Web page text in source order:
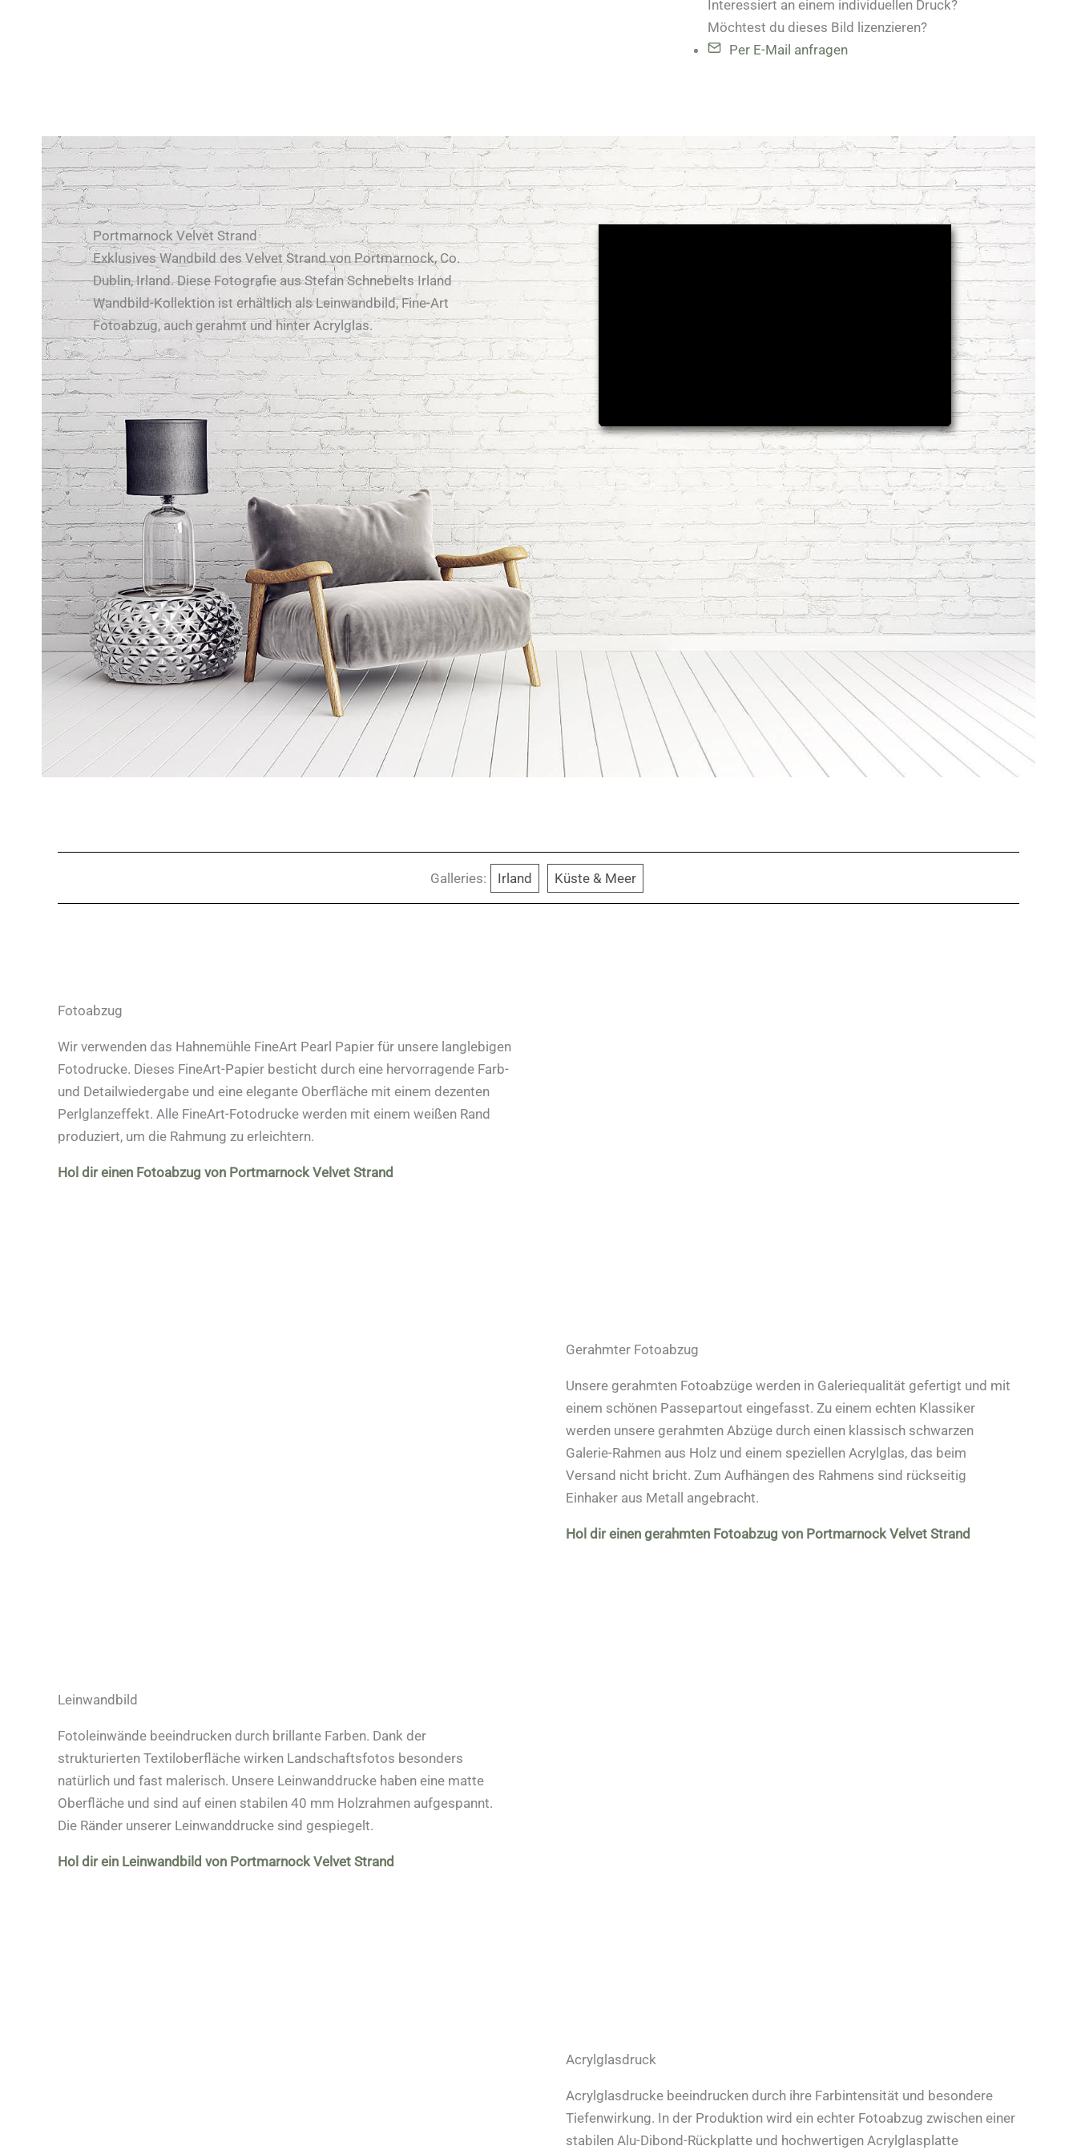
Interessiert an einem individuellen Druck?
Möchtest du dieses Bild lizenzieren?
Per E-Mail anfragen
Portmarnock Velvet Strand
Exklusives Wandbild des Velvet Strand von Portmarnock, Co.
Dublin, Irland. Diese Fotografie aus Stefan Schnebelts Irland
Wandbild-Kollektion ist erhältlich als Leinwandbild, Fine-Art
Fotoabzug, auch gerahmt und hinter Acrylglas.
Galleries: Irland Küste & Meer
Fotoabzug
Wir verwenden das Hahnemühle FineArt Pearl Papier für unsere langlebigen
Fotodrucke. Dieses FineArt-Papier besticht durch eine hervorragende Farb-
und Detailwiedergabe und eine elegante Oberfläche mit einem dezenten
Perlglanzeffekt. Alle FineArt-Fotodrucke werden mit einem weißen Rand
produziert, um die Rahmung zu erleichtern.
Hol dir einen Fotoabzug von Portmarnock Velvet Strand
Gerahmter Fotoabzug
Unsere gerahmten Fotoabzüge werden in Galeriequalität gefertigt und mit
einem schönen Passepartout eingefasst. Zu einem echten Klassiker
werden unsere gerahmten Abzüge durch einen klassisch schwarzen
Galerie-Rahmen aus Holz und einem speziellen Acrylglas, das beim
Versand nicht bricht. Zum Aufhängen des Rahmens sind rückseitig
Einhaker aus Metall angebracht.
Hol dir einen gerahmten Fotoabzug von Portmarnock Velvet Strand
Leinwandbild
Fotoleinwände beeindrucken durch brillante Farben. Dank der
strukturierten Textiloberfläche wirken Landschaftsfotos besonders
natürlich und fast malerisch. Unsere Leinwanddrucke haben eine matte
Oberfläche und sind auf einen stabilen 40 mm Holzrahmen aufgespannt.
Die Ränder unserer Leinwanddrucke sind gespiegelt.
Hol dir ein Leinwandbild von Portmarnock Velvet Strand
Acrylglasdruck
Acrylglasdrucke beeindrucken durch ihre Farbintensität und besondere
Tiefenwirkung. In der Produktion wird ein echter Fotoabzug zwischen einer
stabilen Alu-Dibond-Rückplatte und hochwertigen Acrylglasplatte